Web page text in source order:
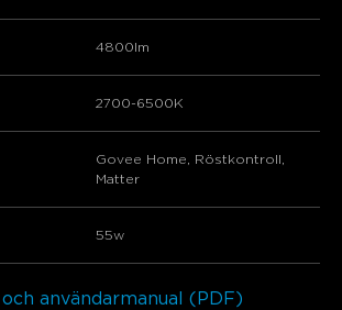
4800lm
2700-6500K
Govee Home, Röstkontroll,
Matter
55w
användarmanual (PDF)